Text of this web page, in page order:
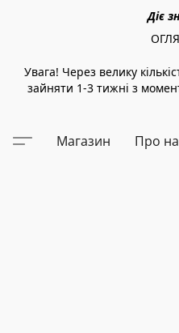
Діє
Увага! Через велику
зайняти 1-3 тижні з
Магазин Про